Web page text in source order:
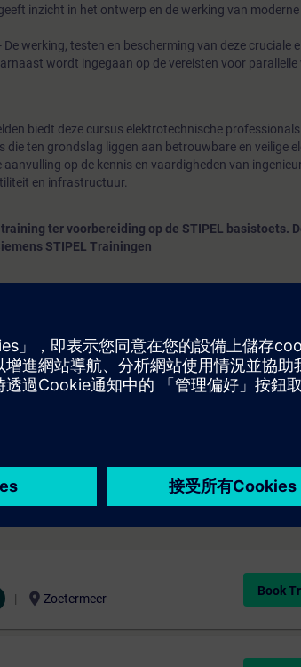
inzicht in het ontwerp en de werking van moderne
werking, testen en bescherming van deze cruciale
wordt ingegaan op de vereisten voor parallelle
biedt deze cursus elektrotechnische professionals
die ten grondslag liggen aan betrouwbare en veilige
op de kennis en vaardigheden van
en infrastructuur.
ter voorbereiding op de STIPEL basistoets.
STIPEL Trainingen
location_on Zoetermeer
Book